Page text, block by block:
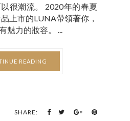
很潮流。 2020年的春夏
上市的LUNA帶領著你，
力的妝容。 ...
READING
SHARE: